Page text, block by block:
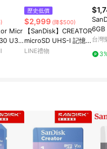
資料更新會有時間差，
東森購物ETMall銷售網
贈點爭議，請務必於訂單
若超過180天(含)以上進
紅包僅限指定商品使
之適用商品與使用條件
Micr
U3
卡)
歷史低價
$2,999 (降$500)
【SanDisk】CREATOR
microSD UHS-I 記憶
卡 512GB
LINE禮物
6GB
6%
台灣